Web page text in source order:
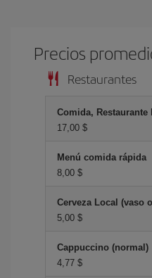
Precios
Restaurantes
Comida, Restaurante
17,00 $
Menú comida rápida
8,00 $
Cerveza Local (vaso
5,00 $
Cappuccino (normal)
4,77 $